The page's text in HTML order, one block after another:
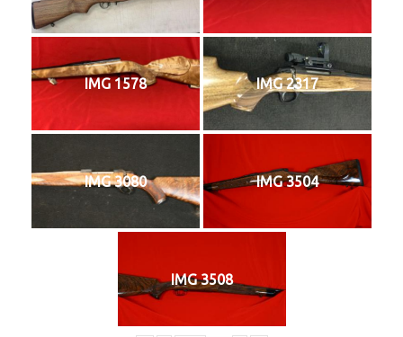
IMG 1578 IMG 2317
IMG 3080 IMG 3504
IMG 3508